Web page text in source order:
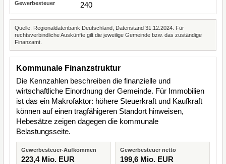
240
Quelle: Regionaldatenbank Deutschland, Datenstand 31.12.2024. Für
rechtsverbindliche Auskünfte gilt die jeweilige Gemeinde bzw. das zuständige
Finanzamt.
Kommunale Finanzstruktur
Die Kennzahlen beschreiben die finanzielle und
wirtschaftliche Einordnung der Gemeinde. Für Immobilien
ist das ein Makrofaktor: höhere Steuerkraft und Kaufkraft
können auf einen tragfähigeren Standort hinweisen,
Hebesätze zeigen dagegen die kommunale
Belastungsseite.
Gewerbesteuer-Aufkommen
223,4 Mio. EUR
Gewerbesteuer netto
199,6 Mio. EUR